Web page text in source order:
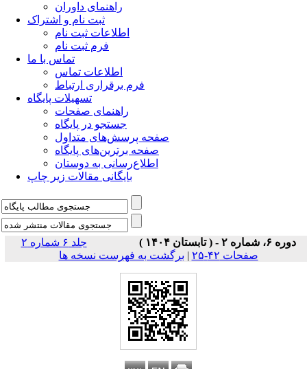
راهنمای داوران
ثبت نام و اشتراک
اطلاعات ثبت نام
فرم ثبت نام
تماس با ما
اطلاعات تماس
فرم برقراری ارتباط
تسهیلات پایگاه
راهنمای صفحات
جستجو در پایگاه
صفحه پرسش‌های متداول
صفحه برترین‌های پایگاه
اطلاع‌رسانی به دوستان
بایگانی مقالات زیر چاپ
دوره ۶، شماره ۲ - ( تابستان ۱۴۰۴ )
جلد ۶ شماره ۲
صفحات ۴۲-۲۵
| برگشت به فهرست نسخه ها